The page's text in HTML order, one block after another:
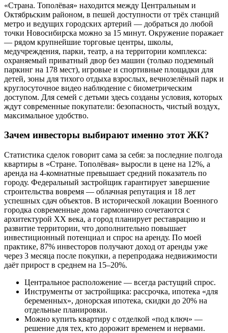
«Страна. Тополёвая» находится между Центральным и
Октябрьским районом, в пешей доступности от трёх станций
метро и ведущих городских артерий — добраться до любой
точки Новосибирска можно за 15 минут. Окружение поражает
— рядом крупнейшие торговые центры, школы,
медучреждения, парки, театр, а на территории комплекса:
охраняемый приватный двор без машин (только подземный
паркинг на 178 мест), игровые и спортивные площадки для
детей, зоны для тихого отдыха взрослых, вечнозелёный парк и
круглосуточное видео наблюдение с биометрическим
доступом. Для семей с детьми здесь созданы условия, которых
ждут современные покупатели: безопасность, чистый воздух,
максимальное удобство.
Зачем инвесторы выбирают именно этот ЖК?
Статистика сделок говорит сама за себя: за последние полгода
квартиры в «Стране. Тополёвая» выросли в цене на 12%, а
аренда на 4-комнатные превышает средний показатель по
городу. Федеральный застройщик гарантирует завершение
строительства вовремя — облачная репутация и 18 лет
успешных сдач объектов. В исторической локации Военного
городка современные дома гармонично сочетаются с
архитектурой XX века, а город планирует реставрацию и
развитие территории, что дополнительно повышает
инвестиционный потенциал и спрос на аренду. По моей
практике, 87% инвесторов получают доход от аренды уже
через 3 месяца после покупки, а перепродажа недвижимости
даёт прирост в среднем на 15–20%.
Центральное расположение — всегда растущий спрос.
Инструменты от застройщика: рассрочка, ипотека «для
беременных», донорская ипотека, скидки до 20% на
отдельные планировки.
Можно купить квартиру с отделкой «под ключ» —
решение для тех, кто дорожит временем и нервами.